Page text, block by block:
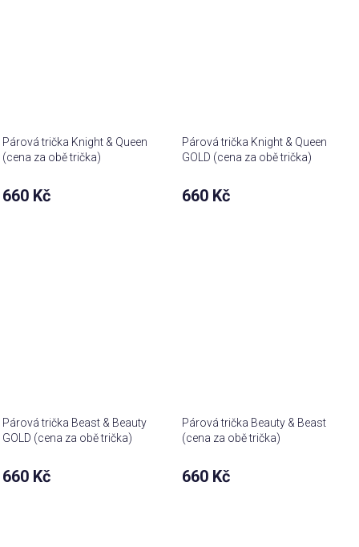
Párová trička Knight & Queen
(cena za obě trička)
660 Kč
Párová trička Knight & Queen
GOLD (cena za obě trička)
660 Kč
Párová trička Beast & Beauty
GOLD (cena za obě trička)
660 Kč
Párová trička Beauty & Beast
(cena za obě trička)
660 Kč